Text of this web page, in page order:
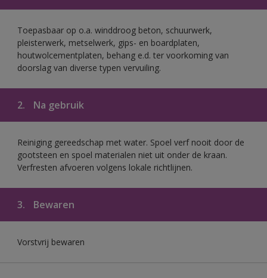
Toepasbaar op o.a. winddroog beton, schuurwerk,
pleisterwerk, metselwerk, gips- en boardplaten,
houtwolcementplaten, behang e.d. ter voorkoming van
doorslag van diverse typen vervuiling.
2. Na gebruik
Reiniging gereedschap met water. Spoel verf nooit door de
gootsteen en spoel materialen niet uit onder de kraan.
Verfresten afvoeren volgens lokale richtlijnen.
3. Bewaren
Vorstvrij bewaren